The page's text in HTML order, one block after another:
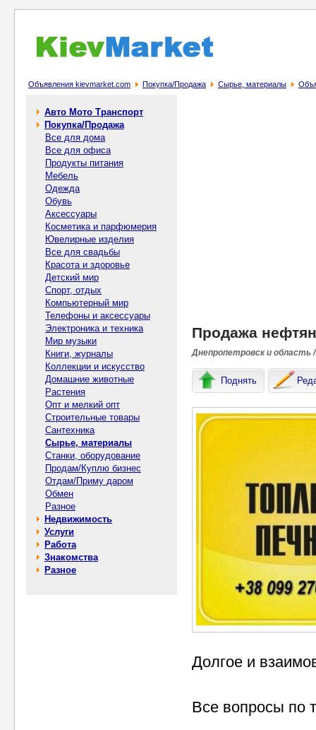
Объявления kievmarket.com Покупка/Продажа Сырье, материалы
Авто Мото Транспорт
Покупка/Продажа
Все для дома
Все для офиса
Продукты питания
Мебель
Одежда
Обувь
Аксессуары
Косметика и парфюмерия
Ювелирные изделия
Все для свадьбы
Красота и здоровье
Детский мир
Спорт, отдых
Компьютерный мир
Телефоны и аксессуары
Электроника и техника
Мир музыки
Книги, журналы
Коллекции и искусство
Домашние животные
Растения
Опт и мелкий опт
Строительные товары
Сантехника
Сырье, материалы
Станки, оборудование
Продам/Куплю бизнес
Отдам/Приму даром
Обмен
Разное
Недвижимость
Услуги
Работа
Знакомства
Разное
Продажа
Днепропетровск и область
Поднять
Долгое и
Все вопросы по